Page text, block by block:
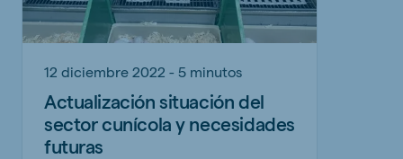
12 diciembre 2022 - 5 minutos
Actualización situación del
sector cunícola y necesidades
futuras